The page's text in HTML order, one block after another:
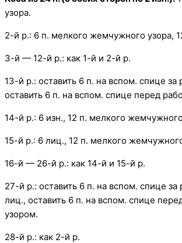
узора.
2-й р.: 6 п. мелкого жемчужного узора,
3-й — 12-й р.: как 1-й и 2-й р.
13-й р.: оставить 6 п. на вспом. спице
оставить 6 п. на вспом. спице перед
14-й р.: 6 изн., 12 п. мелкого
15-й р.: 6 лиц., 12 п. мелкого
16-й — 26-й р.: как 14-й и 15-й р.
27-й р.: оставить 6 п. на вспом. спице
лиц., оставить 6 п. на вспом. спице
узором.
28-й р.: как 2-й р.